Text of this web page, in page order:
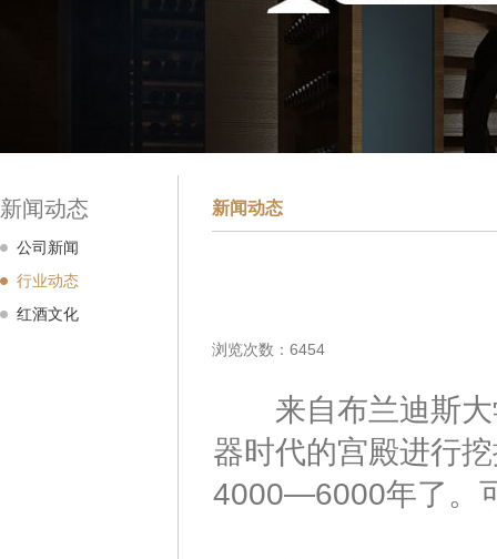
新闻动态
公司新闻
行业动态
红酒文化
新闻动态
浏览次数：6454
来自布兰迪斯大
器时代的宫殿进行
4000—6000年了。